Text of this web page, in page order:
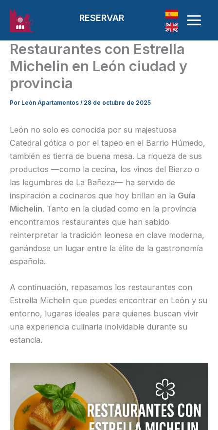
Ir al contenido
RESERVAR
Restaurantes con Estrella
Michelin en León ciudad y
provincia
Por León Apartamentos / 28 de octubre de 2025
León no solo es conocida por su majestuosa
Catedral gótica o por el tapeo en el Barrio Húmedo,
también es tierra de buena mesa. La riqueza de sus
productos —como la cecina, los vinos del Bierzo o
las legumbres de La Bañeza— ha servido de
inspiración a cocineros que hoy brillan en la Guía
Michelin. Tanto en la ciudad como en la provincia
encontramos restaurantes que han sabido
reinterpretar la tradición leonesa en clave moderna,
ganándose un lugar entre la élite de la gastronomía
española.
A continuación, repasamos los restaurantes con
Estrella Michelin que puedes encontrar en León y su
entorno, lugares ideales para quienes buscan vivir
una experiencia culinaria inolvidable durante su
estancia.